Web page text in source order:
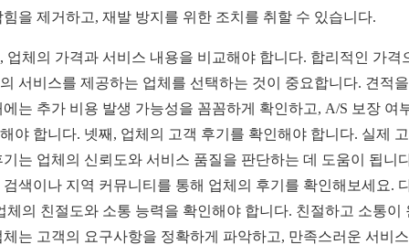
힘을 제거하고, 재발 방지를 위한 조치를 취할 수 있습니다.
업체의 가격과 서비스 내용을 비교해야 합니다. 합리적인 가격
서비스를 제공하는 업체를 선택하는 것이 중요합니다. 견적
에는 추가 비용 발생 가능성을 꼼꼼하게 확인하고, A/S 보장 여
야 합니다. 넷째, 업체의 고객 후기를 확인해야 합니다. 실제
기는 업체의 신뢰도와 서비스 품질을 판단하는 데 도움이 됩니
검색이나 지역 커뮤니티를 통해 업체의 후기를 확인해보세요.
체의 친절도와 소통 능력을 확인해야 합니다. 친절하고 소통이
체는 고객의 요구사항을 정확하게 파악하고, 만족스러운 서비